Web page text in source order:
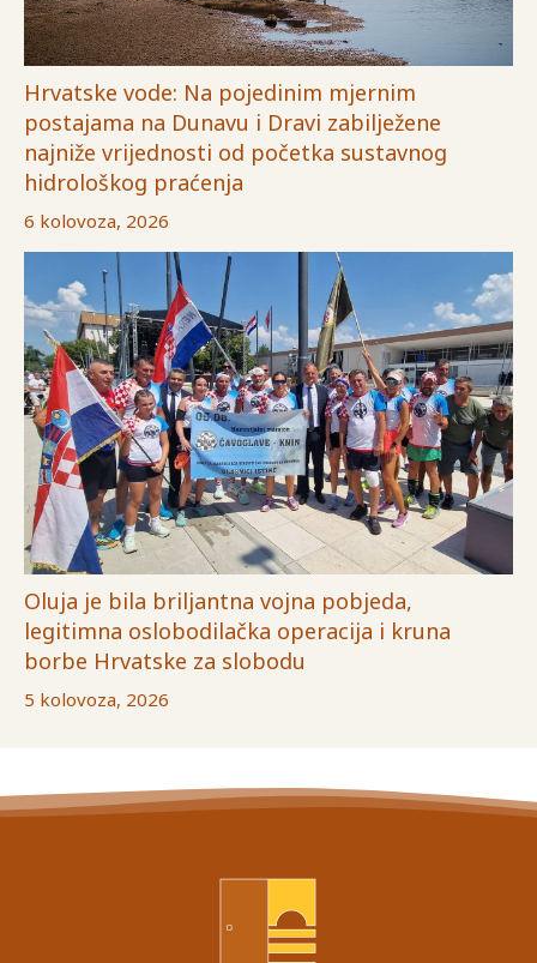
Hrvatske vode: Na pojedinim mjernim
postajama na Dunavu i Dravi zabilježene
najniže vrijednosti od početka sustavnog
hidrološkog praćenja
6 kolovoza, 2026
Oluja je bila briljantna vojna pobjeda,
legitimna oslobodilačka operacija i kruna
borbe Hrvatske za slobodu
5 kolovoza, 2026